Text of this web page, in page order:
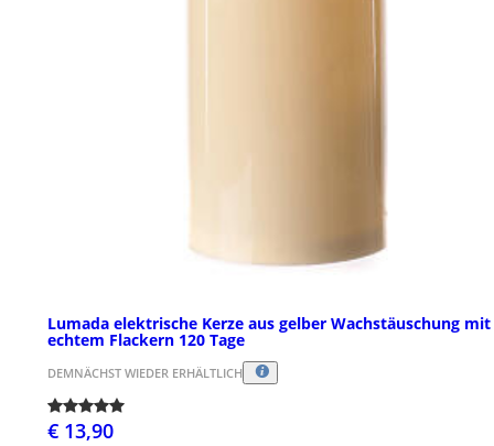
Lumada elektrische Kerze aus gelber Wachstäuschung mit
echtem Flackern 120 Tage
DEMNÄCHST WIEDER ERHÄLTLICH
€ 13,90